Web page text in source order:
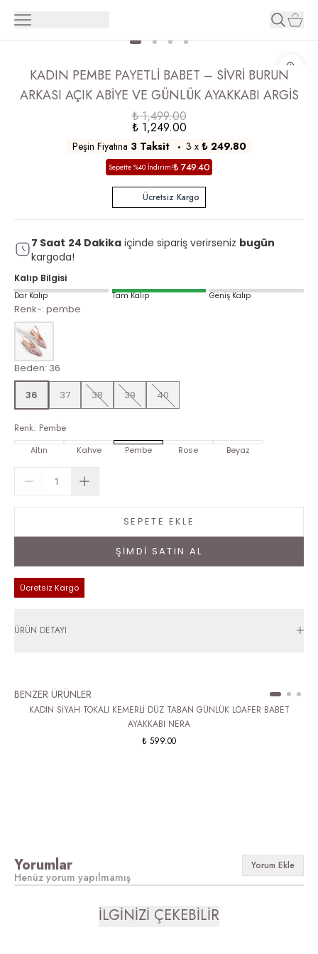
KADIN PEMBE PAYETLİ BABET – SİVRİ BURUN
ARKASI AÇIK ABİYE VE GÜNLÜK AYAKKABI ARGİS
₺ 1,499.00
₺ 1,249.00
Peşin Fiyatına 3 Taksit 3 x ₺ 249.80
Sepette %40 İndirim!₺ 749.40
Ücretsiz Kargo
7 Saat 24 Dakika içinde sipariş verirseniz bugün
kargoda!
Kalıp Bilgisi
Dar Kalıp Tam Kalıp Geniş Kalıp
Renk-: pembe
Beden: 36
36
37 38 39 40
Renk: Pembe
Altın Kahve Pembe Rose Beyaz
SEPETE EKLE
ŞİMDİ SATIN AL
Ücretsiz Kargo
ÜRÜN DETAYI
BENZER ÜRÜNLER
KADIN SİYAH TOKALI KEMERLİ DÜZ TABAN GÜNLÜK LOAFER BABET
AYAKKABI NERA
₺ 599.00
Yorumlar Yorum Ekle
Henüz yorum yapılmamış
İLGİNİZİ ÇEKEBİLİR